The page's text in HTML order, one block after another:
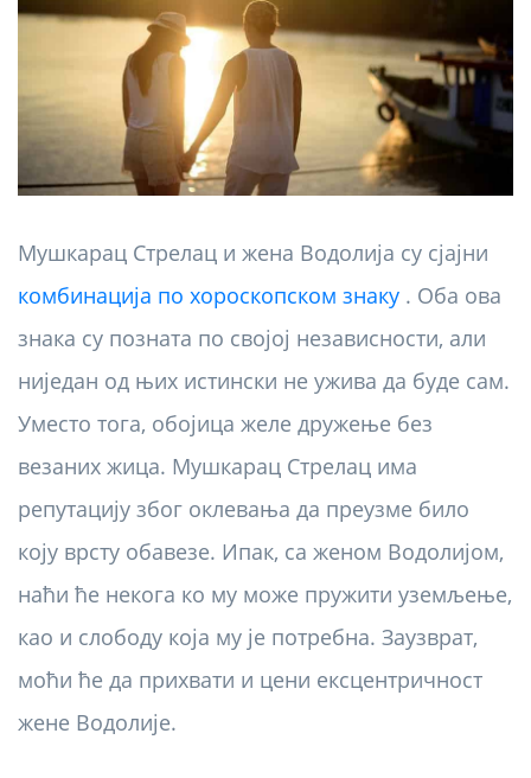
Мушкарац Стрелац и жена Водолија су сјајни
комбинација по хороскопском знаку . Оба ова
знака су позната по својој независности, али
ниједан од њих истински не ужива да буде сам.
Уместо тога, обојица желе дружење без
везаних жица. Мушкарац Стрелац има
репутацију због оклевања да преузме било
коју врсту обавезе. Ипак, са женом Водолијом,
наћи ће некога ко му може пружити уземљење,
као и слободу која му је потребна. Заузврат,
моћи ће да прихвати и цени ексцентричност
жене Водолије.